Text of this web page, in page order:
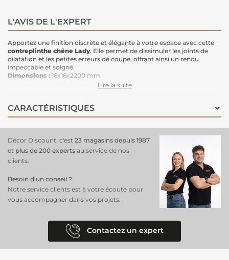
L'AVIS DE L'EXPERT
Apportez une finition discrète et élégante à votre espace avec cette
contreplinthe chêne Lady. Elle permet de dissimuler les joints de
dilatation et les petites erreurs de coupe, offrant ainsi un rendu
impeccable et soigné.
Dimensions : 16x16x2200 mm
colle cartouche ou adhésif spécial plinthe
Haute résistance aux chocs
Esthétique discrète: une fois installée, elle se fond parfaitement
Idéale pour les finitions discrètes autour de vos sols et murs, cette
contreplinthe assure un aspect soigné tout en cachant efficacement
les imperfections.
Lire la suite
CARACTÉRISTIQUES
Décor Discount, c'est 23 magasins depuis 1987
et plus de 200 experts au service de nos
clients.
Besoin d’un conseil ?
Notre service clients est à votre écoute pour
vous accompagner dans vos projets.
Contactez un expert